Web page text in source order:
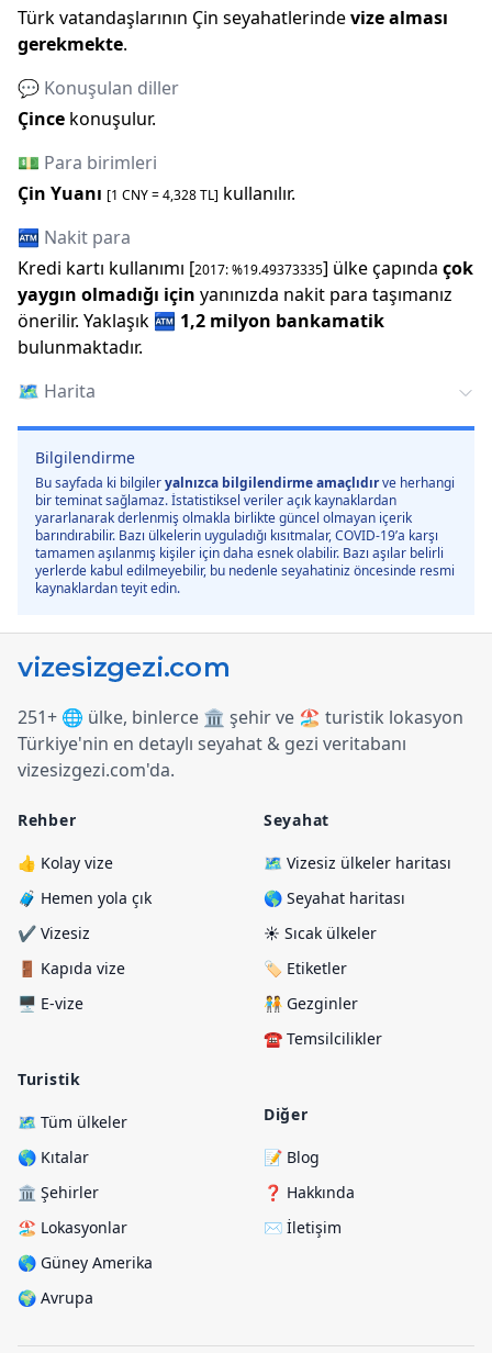
Türk vatandaşlarının Çin seyahatlerindevize alması
gerekmekte.
💬 Konuşulan diller
Çince konuşulur.
💵 Para birimleri
Çin Yuanı [1 CNY=4,328TL] kullanılır.
🏧 Nakit para
Kredi kartı kullanımı [2017: %19.49373335] ülke çapında çok
yaygın olmadığı için yanınızda nakit para taşımanız
önerilir. Yaklaşık 🏧 1,2 milyon bankamatik
bulunmaktadır.
🗺️ Harita
Bilgilendirme
Bu sayfada ki bilgileryalnızca bilgilendirme amaçlıdırve herhangi
bir teminat sağlamaz. İstatistiksel veriler açık kaynaklardan
yararlanarak derlenmiş olmakla birlikte güncel olmayan içerik
barındırabilir. Bazı ülkelerin uyguladığı kısıtmalar, COVID-19’a karşı
tamamen aşılanmış kişiler için daha esnek olabilir. Bazı aşılar belirli
yerlerde kabul edilmeyebilir, bu nedenle seyahatiniz öncesinde resmi
kaynaklardan teyit edin.
251+ 🌐 ülke, binlerce 🏛️ şehir ve 🏖️ turistik lokasyon
Türkiye'nin en detaylı seyahat & gezi veritabanı
vizesizgezi.com'da.
Rehber
👍 Kolay vize
🧳 Hemen yola çık
✔️ Vizesiz
🚪 Kapıda vize
🖥️ E-vize
Turistik
🗺️ Tüm ülkeler
🌎 Kıtalar
🏛️ Şehirler
🏖️ Lokasyonlar
🌎 Güney Amerika
🌍 Avrupa
Seyahat
🗺️ Vizesiz ülkeler haritası
🌎 Seyahat haritası
☀️ Sıcak ülkeler
🏷️ Etiketler
🧑‍🤝‍🧑 Gezginler
☎️ Temsilcilikler
Diğer
📝 Blog
❓ Hakkında
✉️ İletişim